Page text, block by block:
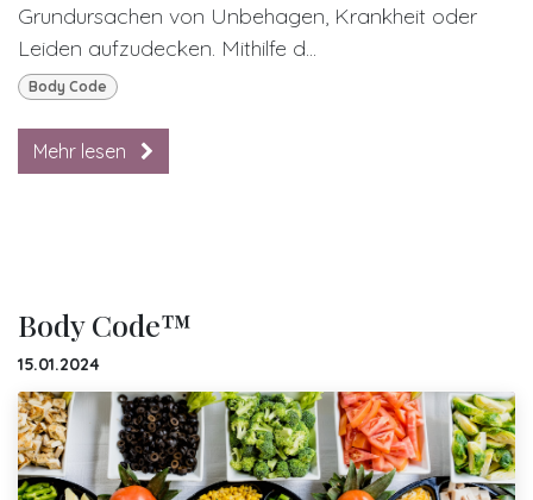
Grundursachen von Unbehagen, Krankheit oder
Leiden aufzudecken. Mithilfe d...
Body Code
Mehr lesen
Body Code™
15.01.2024